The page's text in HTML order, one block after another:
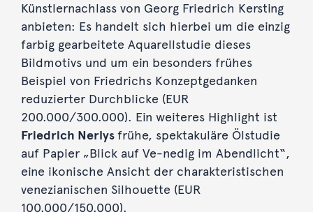
Künstlernachlass von Georg Friedrich Kersting
anbieten: Es handelt sich hierbei um die einzig
farbig gearbeitete Aquarellstudie dieses
Bildmotivs und um ein besonders frühes
Beispiel von Friedrichs Konzeptgedanken
reduzierter Durchblicke (EUR
200.000/300.000). Ein weiteres Highlight ist
Friedrich Nerlysfrühe, spektakuläre Ölstudie
auf Papier „Blick auf Ve-nedig im Abendlicht“,
eine ikonische Ansicht der charakteristischen
venezianischen Silhouette (EUR
100.000/150.000).